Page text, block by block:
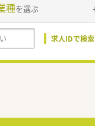
種を選ぶ
求人IDで検索